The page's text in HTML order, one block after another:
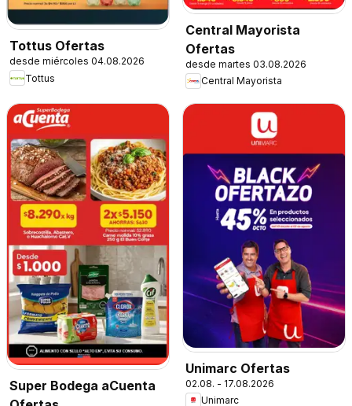
Tottus Ofertas
desde miércoles 04.08.2026
Tottus
Central Mayorista
Ofertas
desde martes 03.08.2026
Central Mayorista
Super Bodega aCuenta
Unimarc Ofertas
02.08. - 17.08.2026
Unimarc